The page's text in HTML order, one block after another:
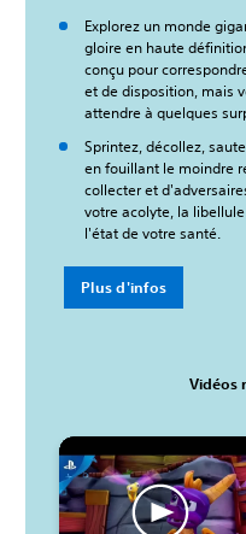
Explorez un monde
gloire en haute
conçu pour
et de disposition, mais
attendre à quelques
Sprintez, décollez,
en fouillant le moindre
collecter et
votre acolyte, la
l'état de votre santé.
Plus d'infos
Vidéos